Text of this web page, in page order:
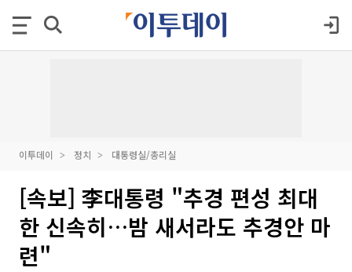
이투데이 정치 대통령실/총리실
[속보] 李대통령 "추경 편성 최대
한 신속히…밤 새서라도 추경안 마
련"